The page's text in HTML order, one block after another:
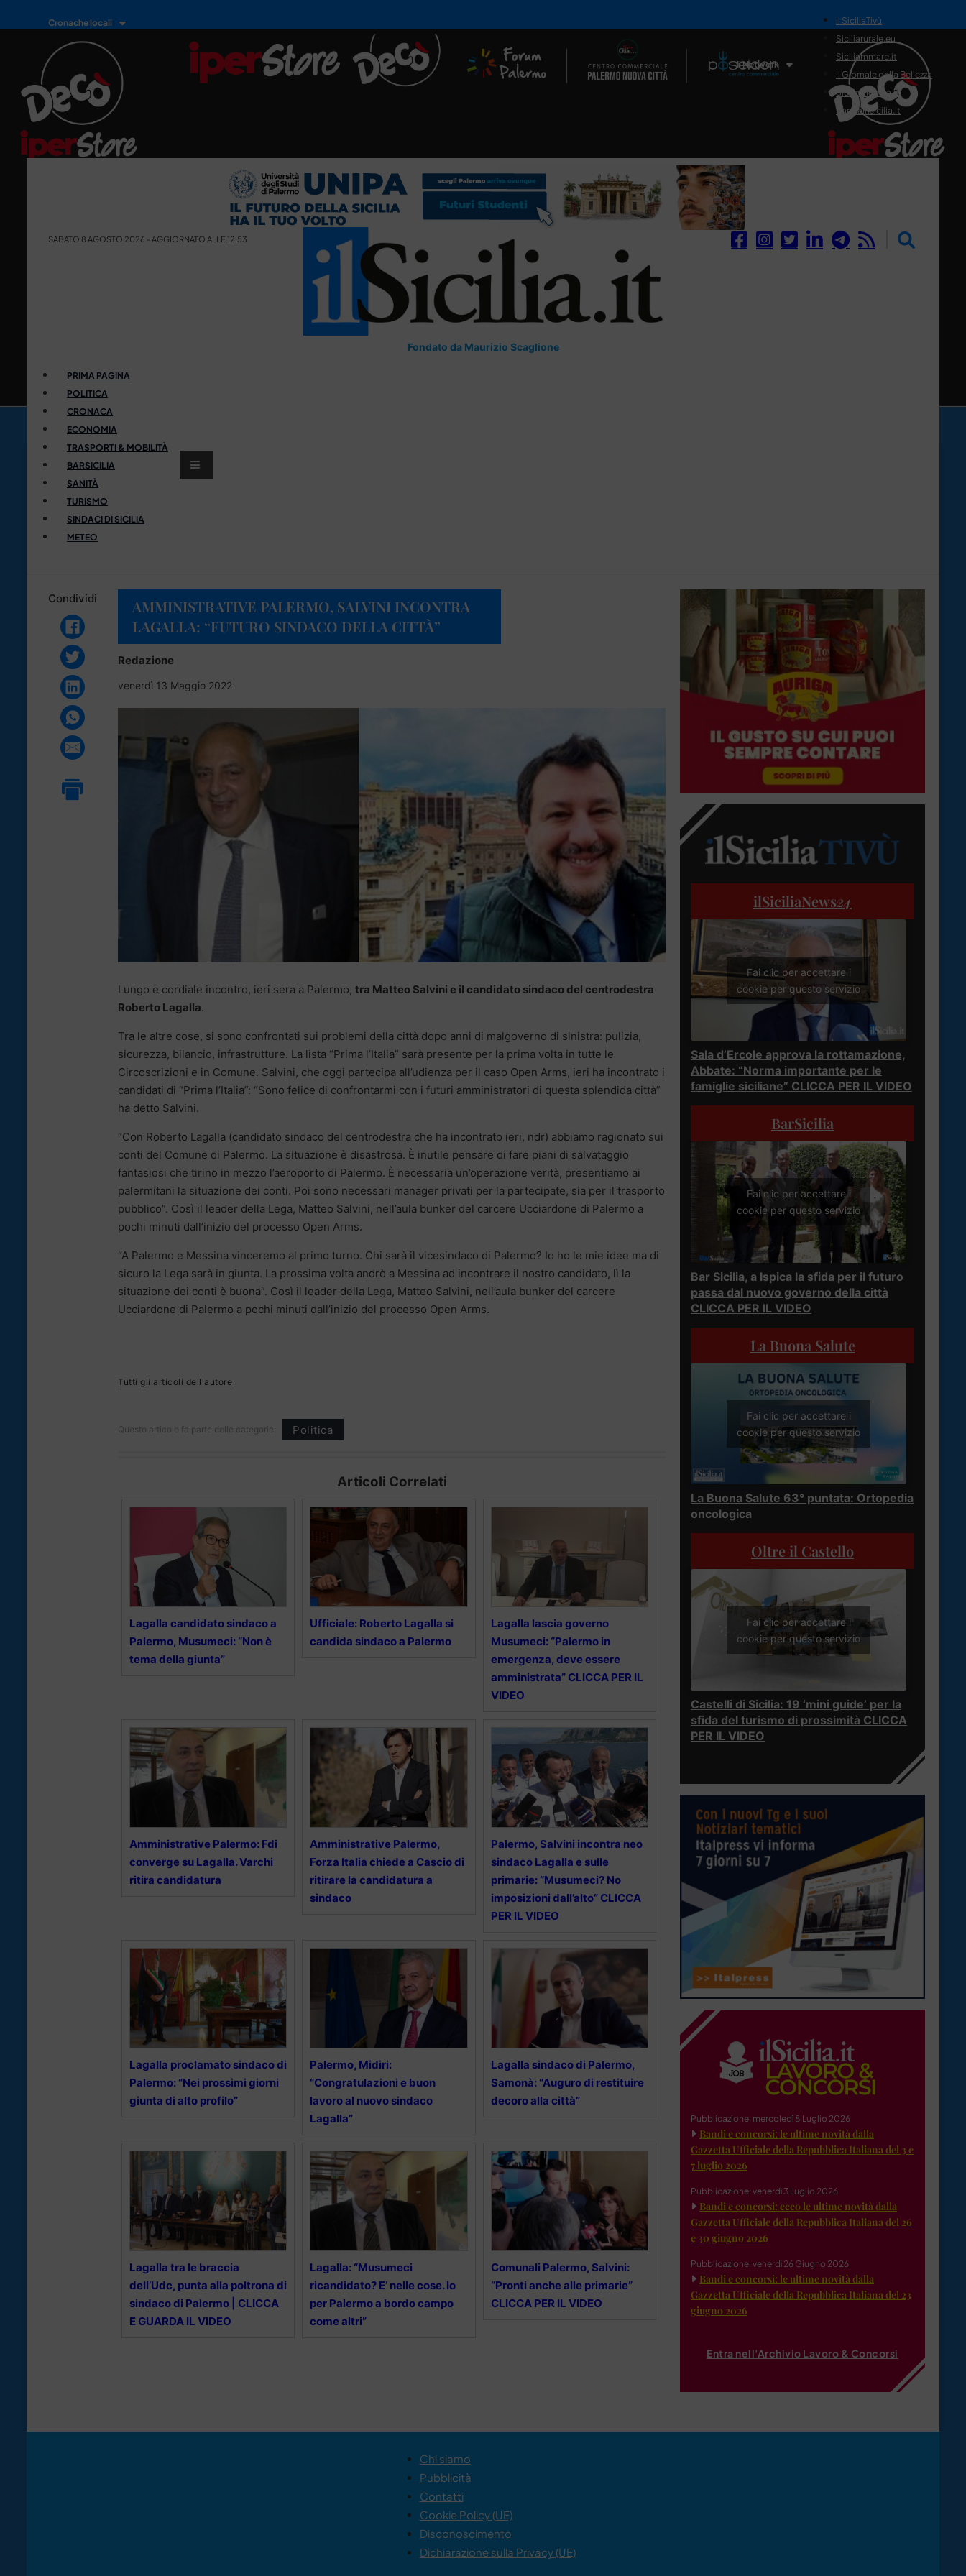
Cronache locali
Il Network
il SiciliaTivù
Siciliarurale.eu
Siciliammare.it
Il Giornale della Bellezza
Siciliamedica.it
Sanitainsicilia.it
SABATO 8 AGOSTO 2026 - AGGIORNATO ALLE 12:53
Fondato da Maurizio Scaglione
PRIMA PAGINA
POLITICA
CRONACA
ECONOMIA
TRASPORTI & MOBILITÀ
BARSICILIA
SANITÀ
TURISMO
SINDACI DI SICILIA
METEO
Condividi
AMMINISTRATIVE PALERMO, SALVINI INCONTRA
LAGALLA: “FUTURO SINDACO DELLA CITTÀ”
Redazione
venerdì 13 Maggio 2022
Lungo e cordiale incontro, ieri sera a Palermo, tra Matteo Salvini e il candidato sindaco del centrodestra
Roberto Lagalla.
Tra le altre cose, si sono confrontati sui problemi della città dopo anni di malgoverno di sinistra: pulizia,
sicurezza, bilancio, infrastrutture. La lista “Prima l’Italia” sarà presente per la prima volta in tutte le
Circoscrizioni e in Comune. Salvini, che oggi partecipa all’udienza per il caso Open Arms, ieri ha incontrato i
candidati di “Prima l’Italia”: “Sono felice di confrontarmi con i futuri amministratori di questa splendida città”
ha detto Salvini.
“Con Roberto Lagalla (candidato sindaco del centrodestra che ha incontrato ieri, ndr) abbiamo ragionato sui
conti del Comune di Palermo. La situazione è disastrosa. È inutile pensare di fare piani di salvataggio
fantasiosi che tirino in mezzo l’aeroporto di Palermo. È necessaria un’operazione verità, presentiamo ai
palermitani la situazione dei conti. Poi sono necessari manager privati per la partecipate, sia per il trasporto
pubblico”. Così il leader della Lega, Matteo Salvini, nell’aula bunker del carcere Ucciardone di Palermo a
pochi minuti dall’inizio del processo Open Arms.
“A Palermo e Messina vinceremo al primo turno. Chi sarà il vicesindaco di Palermo? Io ho le mie idee ma di
sicuro la Lega sarà in giunta. La prossima volta andrò a Messina ad incontrare il nostro candidato, lì la
situazione dei conti è buona”. Così il leader della Lega, Matteo Salvini, nell’aula bunker del carcere
Ucciardone di Palermo a pochi minuti dall’inizio del processo Open Arms.
Tutti gli articoli dell'autore
Questo articolo fa parte delle categorie: Politica
Articoli Correlati
Lagalla candidato sindaco a
Palermo, Musumeci: “Non è
tema della giunta”
Ufficiale: Roberto Lagalla si
candida sindaco a Palermo
Lagalla lascia governo
Musumeci: “Palermo in
emergenza, deve essere
amministrata” CLICCA PER IL
VIDEO
Amministrative Palermo: Fdi
converge su Lagalla. Varchi
ritira candidatura
Amministrative Palermo,
Forza Italia chiede a Cascio di
ritirare la candidatura a
sindaco
Palermo, Salvini incontra neo
sindaco Lagalla e sulle
primarie: “Musumeci? No
imposizioni dall’alto” CLICCA
PER IL VIDEO
Lagalla proclamato sindaco di
Palermo: “Nei prossimi giorni
giunta di alto profilo”
Palermo, Midiri:
“Congratulazioni e buon
lavoro al nuovo sindaco
Lagalla”
Lagalla sindaco di Palermo,
Samonà: “Auguro di restituire
decoro alla città”
Lagalla tra le braccia
dell’Udc, punta alla poltrona di
sindaco di Palermo | CLICCA
E GUARDA IL VIDEO
Lagalla: “Musumeci
ricandidato? E’ nelle cose. Io
per Palermo a bordo campo
come altri”
Comunali Palermo, Salvini:
“Pronti anche alle primarie”
CLICCA PER IL VIDEO
ilSiciliaNews24
Fai clic per accettare i
cookie per questo servizio
Sala d’Ercole approva la rottamazione,
Abbate: “Norma importante per le
famiglie siciliane” CLICCA PER IL VIDEO
BarSicilia
Fai clic per accettare i
cookie per questo servizio
Bar Sicilia, a Ispica la sfida per il futuro
passa dal nuovo governo della città
CLICCA PER IL VIDEO
La Buona Salute
Fai clic per accettare i
cookie per questo servizio
La Buona Salute 63° puntata: Ortopedia
oncologica
Oltre il Castello
Fai clic per accettare i
cookie per questo servizio
Castelli di Sicilia: 19 ‘mini guide’ per la
sfida del turismo di prossimità CLICCA
PER IL VIDEO
Pubblicazione: mercoledì 8 Luglio 2026
Bandi e concorsi: le ultime novità dalla
Gazzetta Ufficiale della Repubblica Italiana del 3 e
7 luglio 2026
Pubblicazione: venerdì 3 Luglio 2026
Bandi e concorsi: ecco le ultime novità dalla
Gazzetta Ufficiale della Repubblica Italiana del 26
e 30 giugno 2026
Pubblicazione: venerdì 26 Giugno 2026
Bandi e concorsi: le ultime novità dalla
Gazzetta Ufficiale della Repubblica Italiana del 23
giugno 2026
Entra nell'Archivio Lavoro & Concorsi
Chi siamo
Pubblicità
Contatti
Cookie Policy (UE)
Disconoscimento
Dichiarazione sulla Privacy (UE)